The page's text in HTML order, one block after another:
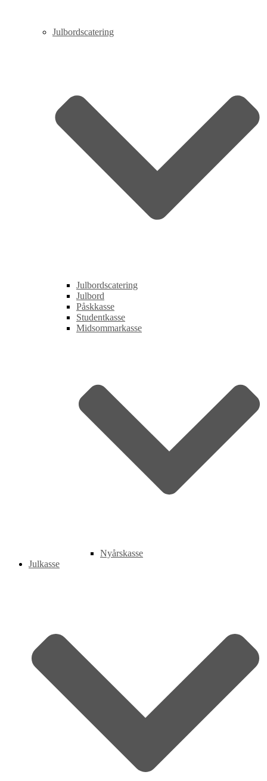
Julbordscatering
Julbordscatering
Julbord
Påskkasse
Studentkasse
Midsommarkasse
Nyårskasse
Julkasse